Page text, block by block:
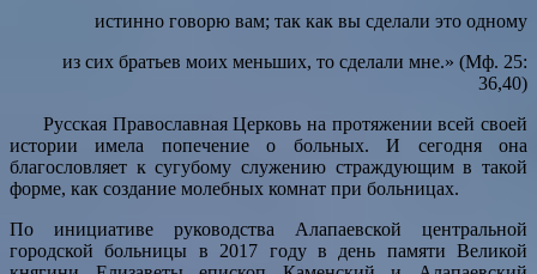
истинно говорю вам; так как вы сделали это одному
из сих братьев моих меньших, то сделали мне.» (Мф. 25:
36,40)
Русская Православная Церковь на протяжении всей своей
истории имела попечение о больных. И сегодня она
благословляет к сугубому служению страждующим в такой
форме, как создание молебных комнат при больницах.
По инициативе руководства Алапаевской центральной
городской больницы в 2017 году в день памяти Великой